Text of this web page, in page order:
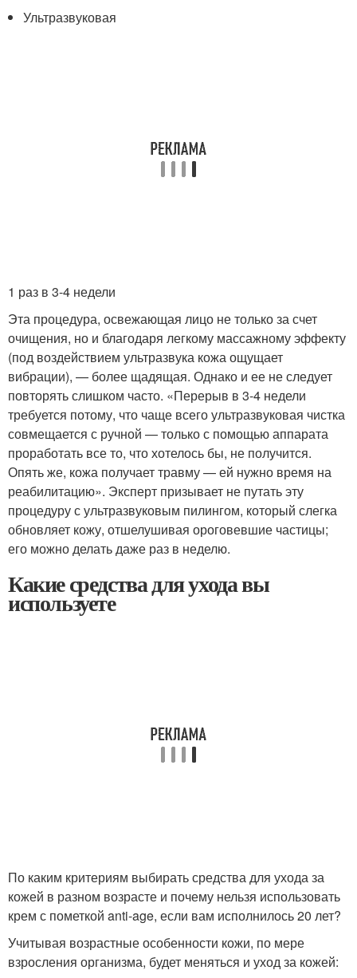
Ультразвуковая
1 раз в 3-4 недели
Эта процедура, освежающая лицо не только за счет
очищения, но и благодаря легкому массажному эффекту
(под воздействием ультразвука кожа ощущает
вибрации), — более щадящая. Однако и ее не следует
повторять слишком часто. «Перерыв в 3-4 недели
требуется потому, что чаще всего ультразвуковая чистка
совмещается с ручной — только с помощью аппарата
проработать все то, что хотелось бы, не получится.
Опять же, кожа получает травму — ей нужно время на
реабилитацию». Эксперт призывает не путать эту
процедуру с ультразвуковым пилингом, который слегка
обновляет кожу, отшелушивая ороговевшие частицы;
его можно делать даже раз в неделю.
Какие средства для ухода вы
используете
По каким критериям выбирать средства для ухода за
кожей в разном возрасте и почему нельзя использовать
крем с пометкой anti-age, если вам исполнилось 20 лет?
Учитывая возрастные особенности кожи, по мере
взросления организма, будет меняться и уход за кожей: